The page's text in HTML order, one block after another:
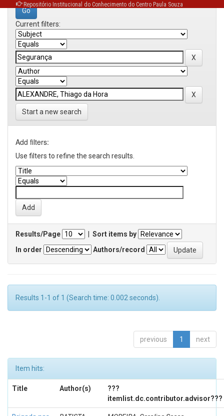
Repositório Institucional do Conhecimento do Centro Paula Souza
Current filters:
Start a new search
Add filters:
Use filters to refine the search results.
Results/Page
Sort items by
In order
Authors/record
Results 1-1 of 1 (Search time: 0.002 seconds).
previous 1 next
Item hits:
Title Author(s)
???
itemlist.dc.contributor.advisor???